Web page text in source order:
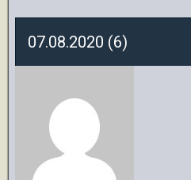
07.08.2020 (6)